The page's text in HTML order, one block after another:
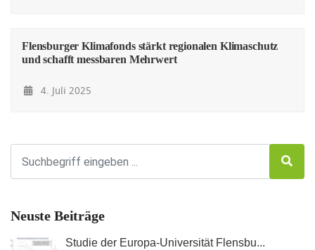
Flensburger Klimafonds stärkt regionalen Klimaschutz
und schafft messbaren Mehrwert
4. Juli 2025
Neuste Beiträge
Studie der Europa-Universität Flensbu...